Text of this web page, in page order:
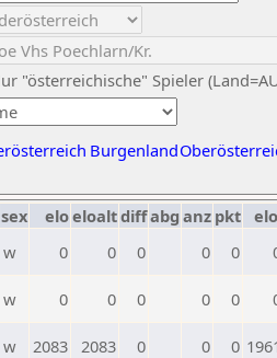
"österreichische" Spieler
Burgenland
sex eloeloaltdiffabg anz pkt
w 0 0 0 0 0
w 0 0 0 0 0
w 2083 2083 0 0 0